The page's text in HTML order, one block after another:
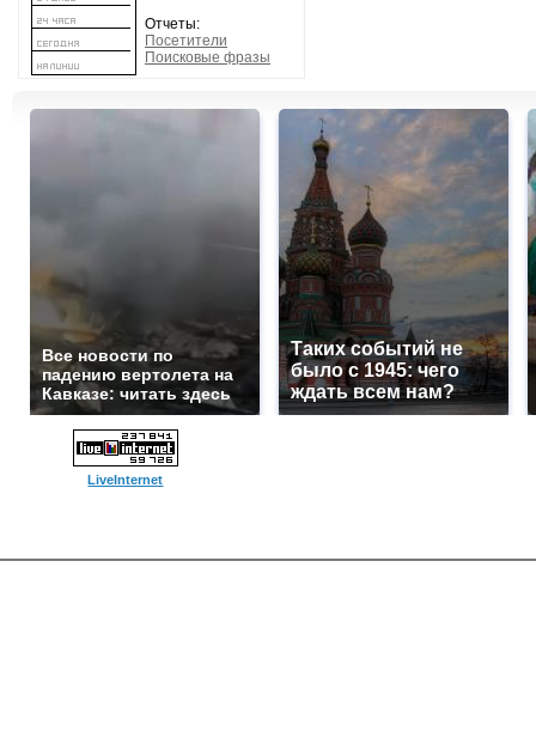
Отчеты:
Посетители
Поисковые фразы
Все новости по
падению вертолета на
Кавказе: читать здесь
Таких событий не
было с 1945: чего
ждать всем нам?
LiveInternet